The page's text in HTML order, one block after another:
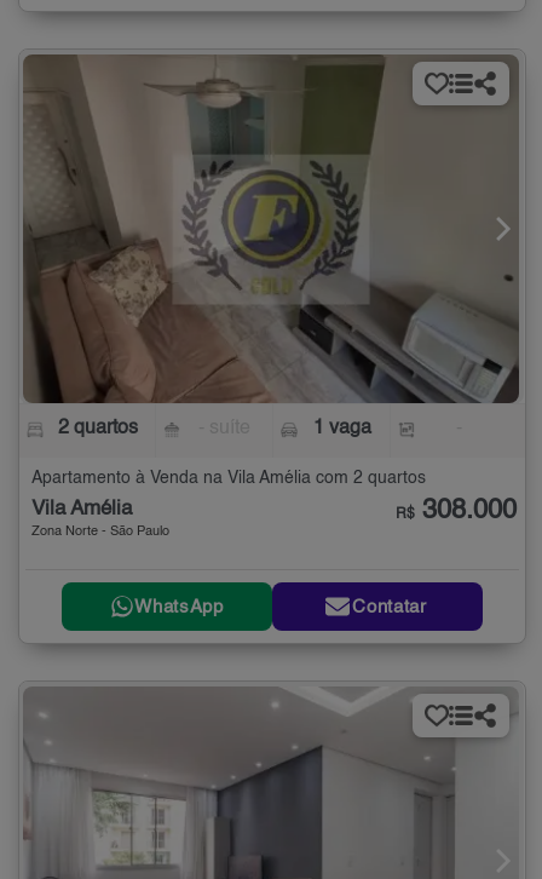
2 quartos 1 vaga
Apartamento à Venda na Vila Amélia com 2 quartos
Vila Amélia
Zona Norte - São Paulo
R$ 308.000
WhatsApp Contatar